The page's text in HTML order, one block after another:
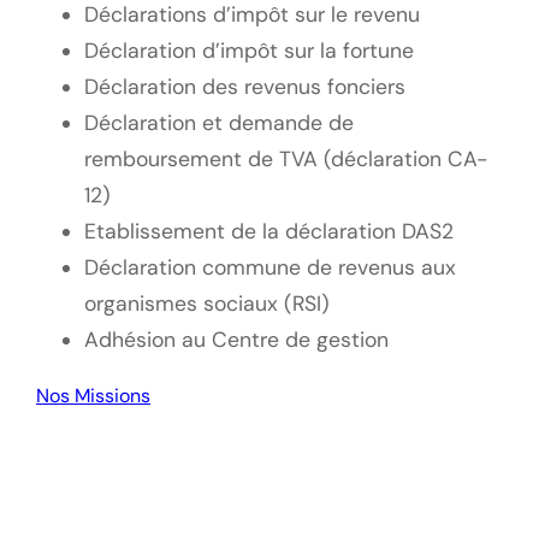
Déclarations d’impôt sur le revenu
Déclaration d’impôt sur la fortune
Déclaration des revenus fonciers
Déclaration et demande de
remboursement de TVA (déclaration CA-
12)
Etablissement de la déclaration DAS2
Déclaration commune de revenus aux
organismes sociaux (RSI)
Adhésion au Centre de gestion
Nos Missions